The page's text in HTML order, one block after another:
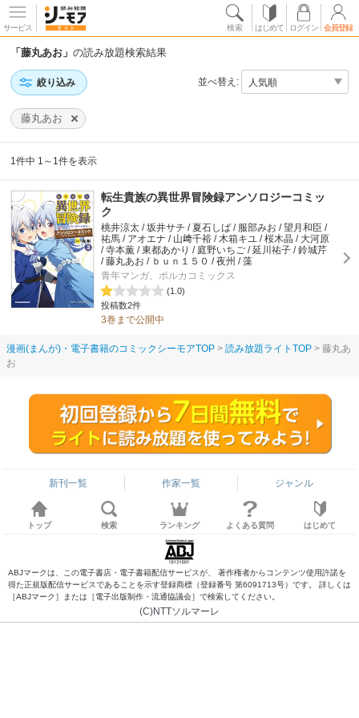
サービス 検索 はじめて ログイン 会員登録
「藤丸あお」の読み放題検索結果
絞り込み 並べ替え:
藤丸あお
1件中 1～1件を表示
転生貴族の異世界冒険録アンソロジーコミッ
ク
桃井涼太 / 坂井サチ / 夏石しば / 服部みお / 望月和臣 /
祐馬 / アオエナ / 山﨑千裕 / 木箱キユ / 桜木晶 / 大河原
/ 寺本薫 / 東都あかり / 庭野いちご / 延川祐子 / 鈴城芹
/ 藤丸あお / ｂｕｎ１５０ / 夜州 / 藻
青年マンガ、ポルカコミックス
(1.0)
投稿数2件
3巻まで公開中
漫画(まんが)・電子書籍のコミックシーモアTOP 読み放題ライトTOP
藤丸あ
お
新刊一覧 作家一覧 ジャンル
トップ 検索 ランキング よくある質問 はじめて
ABJマークは、この電子書店・電子書籍配信サービスが、 著作権者からコンテンツ使用許諾を
得た正規版配信サービスであることを示す登録商標（登録番号 第6091713号）です。 詳しくは
［ABJマーク］または［電子出版制作・流通協議会］で検索してください。
(C)NTTソルマーレ